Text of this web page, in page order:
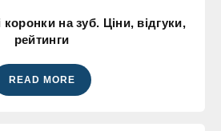
на зуб. Ціни, відгуки,
рейтинги
READ MORE